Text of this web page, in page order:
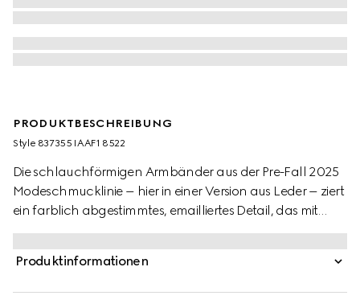
PRODUKTBESCHREIBUNG
Style ‎837355 IAAF1 8522
Die schlauchförmigen Armbänder aus der Pre-Fall 2025
Modeschmucklinie – hier in einer Version aus Leder – ziert
ein farblich abgestimmtes, emailliertes Detail, das mit
dem runden GG graviert ist. Goldfarbene Elemente und
ein verstellbarer Schiebeverschluss runden das
Accessoire ab. Dieses Design aus Leder wird in
Produktinformationen